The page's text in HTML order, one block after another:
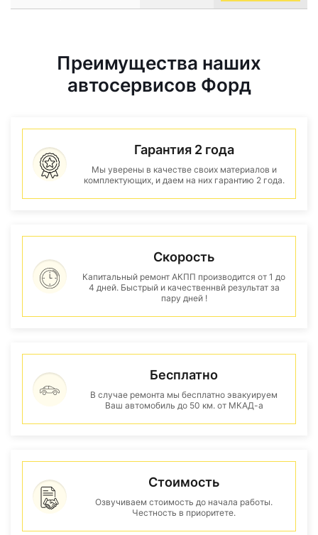
Преимущества наших
автосервисов Форд
Гарантия 2 года
Мы уверены в качестве своих материалов и
комплектующих, и даем на них гарантию 2 года.
Скорость
Капитальный ремонт АКПП производится от 1 до
4 дней. Быстрый и качественнвй результат за
пару дней !
Бесплатно
В случае ремонта мы бесплатно эвакуируем
Ваш автомобиль до 50 км. от МКАД-а
Стоимость
Озвучиваем стоимость до начала работы.
Честность в приоритете.